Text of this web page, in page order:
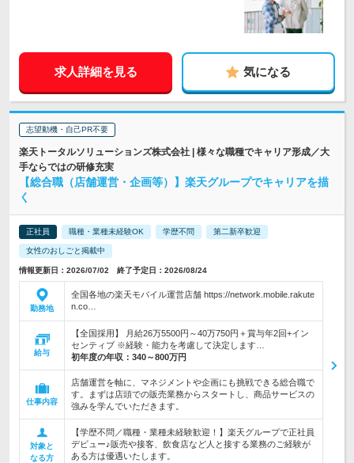
求人詳細を見る 気になる
志望動機・自己PR不要
楽天トータルソリューションズ株式会社 | 様々な職種でキャリア形成／大
手ならではの研修充実
【総合職（店舗運営・企画等）】楽天グループでキャリアを描
く
正社員 職種・業種未経験OK 学歴不問 第二新卒歓迎
女性のおしごと掲載中
情報更新日：2026/07/02 終了予定日：2026/08/24
勤務地
全国各地の楽天モバイル運営店舗 https://network.mobile.rakute
n.co…
給与
【全国採用】 月給26万5500円～40万750円＋賞与年2回+イン
センティブ ※経験・能力を考慮して決定します…
初年度の年収： 340～800万円
仕事内容
店舗運営を軸に、マネジメントや企画にも挑戦できる総合職で
す。まずは店頭での販売業務からスタートし、商品サービスの
強みを学んでいただきます。
対象と
なる方
【学歴不問／職種・業種未経験歓迎！】楽天グループで正社員
デビュー♪販売や接客、飲食店など人と接する業務のご経験が
ある方は優遇いたします。